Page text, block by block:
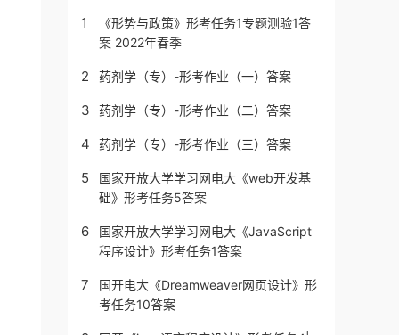
1
《形势与政策》形考任务1专题测验1答
案 2022年春季
2 药剂学（专）-形考作业（一）答案
3 药剂学（专）-形考作业（二）答案
4 药剂学（专）-形考作业（三）答案
5
国家开放大学学习网电大《web开发基
础》形考任务5答案
6
国家开放大学学习网电大《JavaScript
程序设计》形考任务1答案
7
国开电大《Dreamweaver网页设计》形
考任务10答案